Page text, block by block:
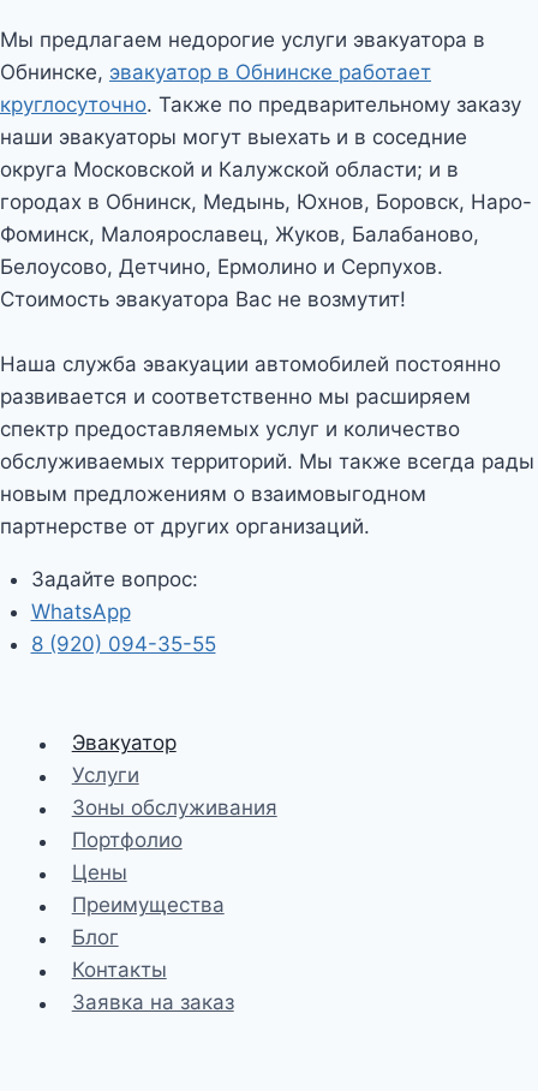
Мы предлагаем недорогие услуги эвакуатора в
Обнинске, эвакуатор в Обнинске работает
круглосуточно. Также по предварительному заказу
наши эвакуаторы могут выехать и в соседние
округа Московской и Калужской области; и в
городах в Обнинск, Медынь, Юхнов, Боровск, Наро-
Фоминск, Малоярославец, Жуков, Балабаново,
Белоусово, Детчино, Ермолино и Серпухов.
Стоимость эвакуатора Вас не возмутит!
Наша служба эвакуации автомобилей постоянно
развивается и соответственно мы расширяем
спектр предоставляемых услуг и количество
обслуживаемых территорий. Мы также всегда рады
новым предложениям о взаимовыгодном
партнерстве от других организаций.
Задайте вопрос:
WhatsApp
8 (920) 094-35-55
Эвакуатор
Услуги
Зоны обслуживания
Портфолио
Цены
Преимущества
Блог
Контакты
Заявка на заказ